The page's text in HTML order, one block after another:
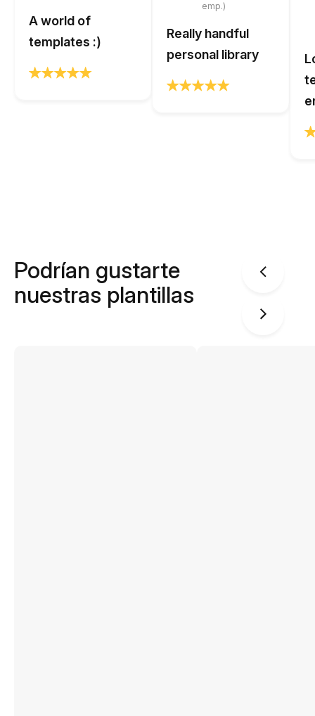
A world of
templates :)
emp.)
Really handful
personal library
Podrían gustarte
nuestras plantillas